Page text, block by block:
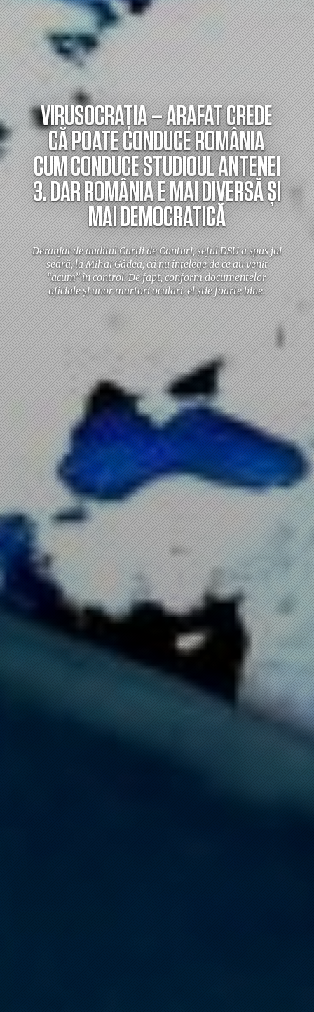
VIRUSOCRAȚIA – ARAFAT CREDE
CĂ POATE CONDUCE ROMÂNIA
CUM CONDUCE STUDIOUL ANTENEI
3. DAR ROMÂNIA E MAI DIVERSĂ ȘI
MAI DEMOCRATICĂ
Deranjat de auditul Curții de Conturi, șeful DSU a spus joi
seară, la Mihai Gâdea, că nu înțelege de ce au venit
“acum” în control. De fapt, conform documentelor
oficiale și unor martori oculari, el știe foarte bine.